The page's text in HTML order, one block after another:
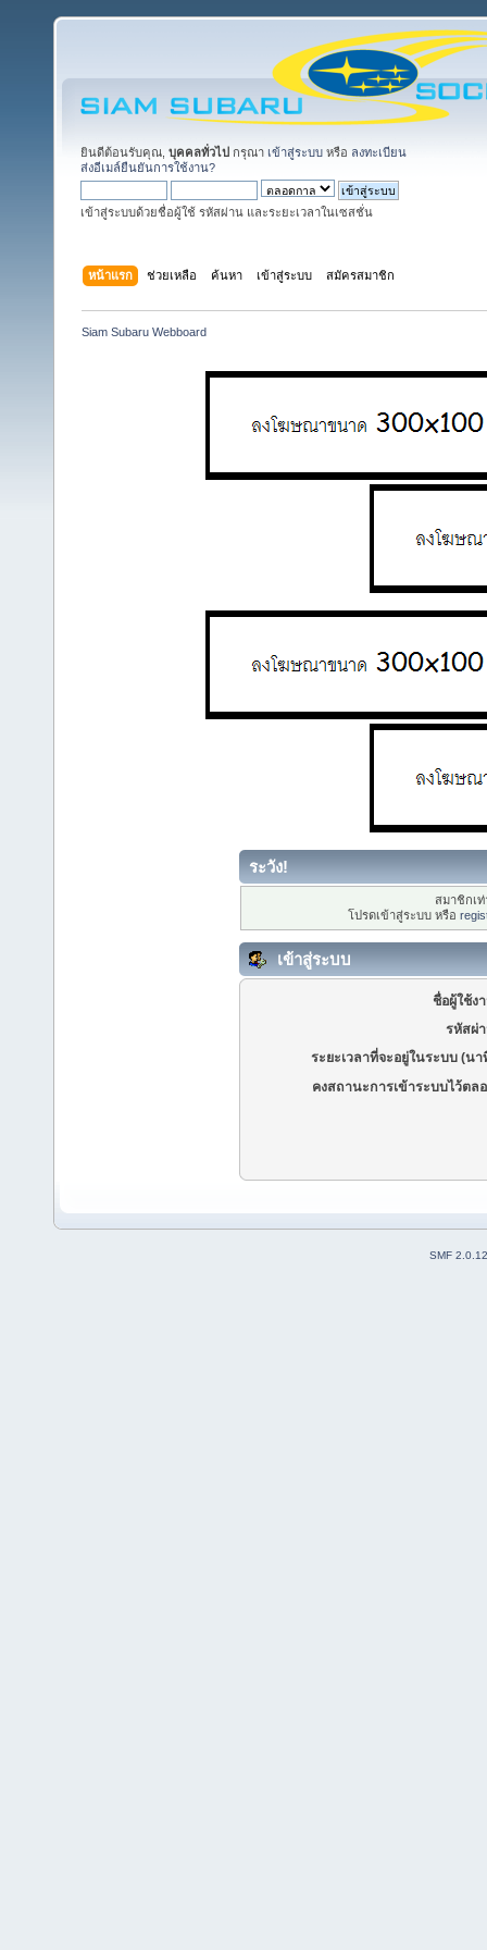
ยินดีต้อนรับคุณ, บุคคลทั่วไป กรุณา เข้าสู่ระบบ หรือ ลงทะเบียน
ส่งอีเมล์ยืนยันการใช้งาน?
เข้าสู่ระบบด้วยชื่อผู้ใช้ รหัสผ่าน และระยะเวลาในเซสชั่น
หน้าแรก ช่วยเหลือ ค้นหา เข้าสู่ระบบ สมัครสมาชิก
Siam Subaru Webboard
ระวัง!
สมาชิกเ
โปรดเข้าสู่ระบบ หรือ
เข้าสู่ระบบ
ชื่อผู้ใช้ง
รหัสผ่
ระยะเวลาที่จะอยู่ในระบบ (นา
คงสถานะการเข้าระบบไว้ตล
SMF 2.0.12